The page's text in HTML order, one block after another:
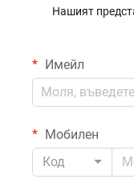
Нашият
Имейл
Мобилен
Код